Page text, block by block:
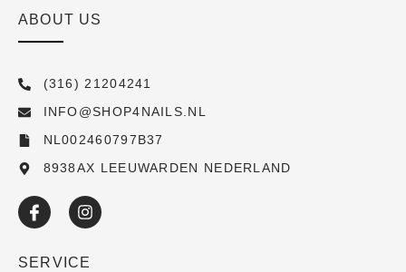
ABOUT US
(316) 21204241
INFO@SHOP4NAILS.NL
NL002460797B37
8938AX LEEUWARDEN NEDERLAND
SERVICE